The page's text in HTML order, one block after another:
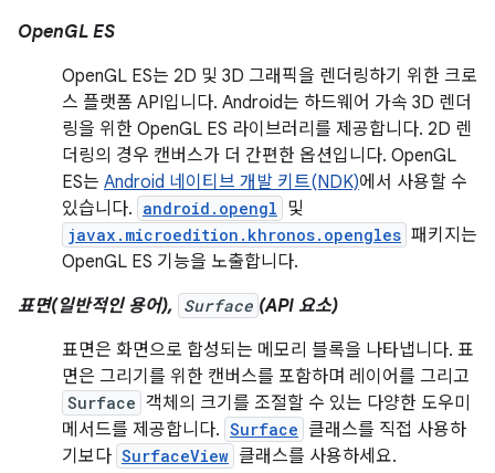
OpenGL ES
OpenGL ES는 2D 및 3D 그래픽을 렌더링하기 위한 크로
스 플랫폼 API입니다. Android는 하드웨어 가속 3D 렌더
링을 위한 OpenGL ES 라이브러리를 제공합니다. 2D 렌
더링의 경우 캔버스가 더 간편한 옵션입니다. OpenGL
ES는 Android 네이티브 개발 키트(NDK)에서 사용할 수
있습니다. android.opengl 및
javax.microedition.khronos.opengles 패키지는
OpenGL ES 기능을 노출합니다.
표면(일반적인 용어), Surface (API 요소)
표면은 화면으로 합성되는 메모리 블록을 나타냅니다. 표
면은 그리기를 위한 캔버스를 포함하며 레이어를 그리고
Surface 객체의 크기를 조절할 수 있는 다양한 도우미
메서드를 제공합니다. Surface 클래스를 직접 사용하
기보다 SurfaceView 클래스를 사용하세요.